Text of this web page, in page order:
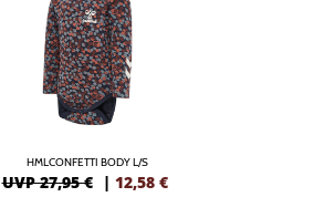
HMLCONFETTI BODY L/S
UVP 27,95 € | 12,58 €